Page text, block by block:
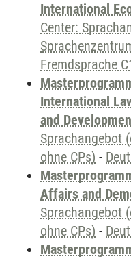
International
Center:
Fremdsprache
International
and
Sprachangebot
ohne CPs) -
Affairs and
Sprachangebot
ohne CPs) -